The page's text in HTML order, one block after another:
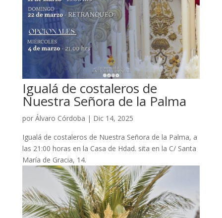
Igualá de costaleros de
Nuestra Señora de la Palma
por Álvaro Córdoba | Dic 14, 2025
Igualá de costaleros de Nuestra Señora de la Palma, a
las 21:00 horas en la Casa de Hdad. sita en la C/ Santa
María de Gracia, 14.